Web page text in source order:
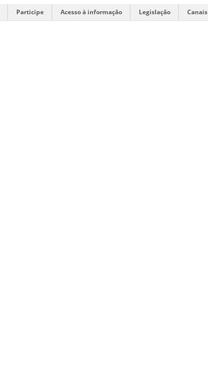
Participe Acesso à informação Legislação
Canais